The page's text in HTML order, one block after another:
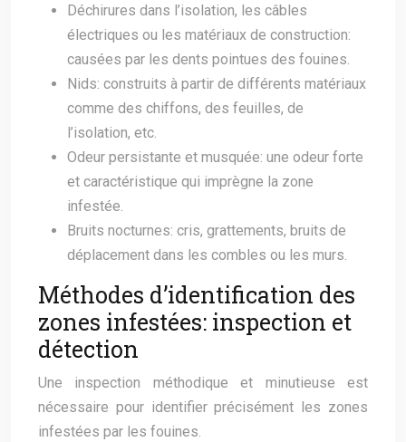
Déchirures dans l’isolation, les câbles
électriques ou les matériaux de construction:
causées par les dents pointues des fouines.
Nids: construits à partir de différents matériaux
comme des chiffons, des feuilles, de
l’isolation, etc.
Odeur persistante et musquée: une odeur forte
et caractéristique qui imprègne la zone
infestée.
Bruits nocturnes: cris, grattements, bruits de
déplacement dans les combles ou les murs.
Méthodes d’identification des
zones infestées: inspection et
détection
Une inspection méthodique et minutieuse est
nécessaire pour identifier précisément les zones
infestées par les fouines.